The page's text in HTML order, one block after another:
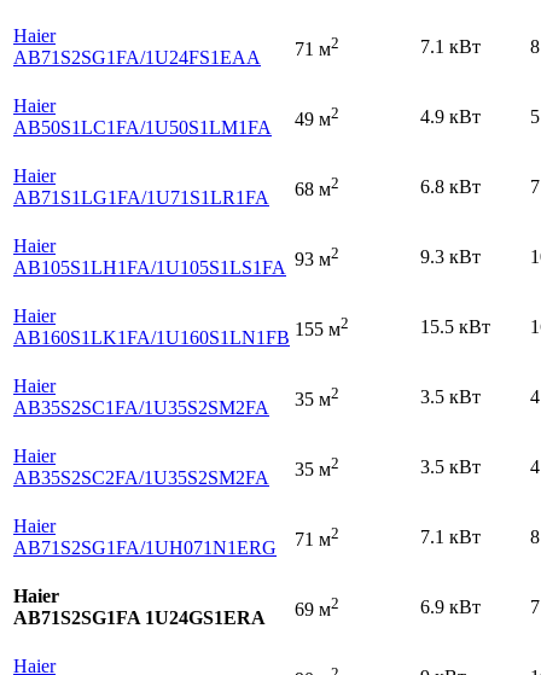
Haier
AB71S2SG1FA/1U24FS1EAA 71 м2 7.1 кВт
Haier
AB50S1LC1FA/1U50S1LM1FA 49 м2 4.9 кВт
Haier
AB71S1LG1FA/1U71S1LR1FA 68 м2 6.8 кВт
Haier
AB105S1LH1FA/1U105S1LS1FA 93 м2 9.3 кВт
Haier
AB160S1LK1FA/1U160S1LN1FB 155 м2 15.5 кВт
Haier
AB35S2SC1FA/1U35S2SM2FA 35 м2 3.5 кВт
Haier
AB35S2SC2FA/1U35S2SM2FA 35 м2 3.5 кВт
Haier
AB71S2SG1FA/1UH071N1ERG 71 м2 7.1 кВт
Haier
AB71S2SG1FA 1U24GS1ERA
69 м2 6.9 кВт
Haier